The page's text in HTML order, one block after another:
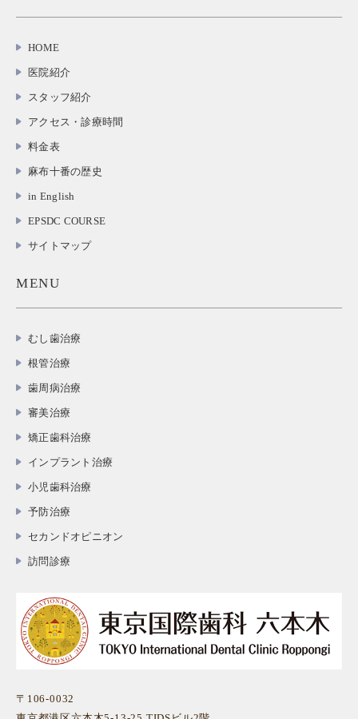
HOME
医院紹介
スタッフ紹介
アクセス・診療時間
料金表
麻布十番の歴史
in English
EPSDC COURSE
サイトマップ
MENU
むし歯治療
根管治療
歯周病治療
審美治療
矯正歯科治療
インプラント治療
小児歯科治療
予防治療
セカンドオピニオン
訪問診療
〒106-0032